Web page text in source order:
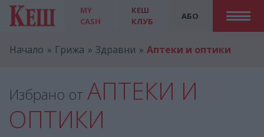
MY
CASH
АБО
КЕШ
КЛУБ
Начало Грижа Здравни Аптеки и оптики
Избрано от АПТЕКИ И
ОПТИКИ